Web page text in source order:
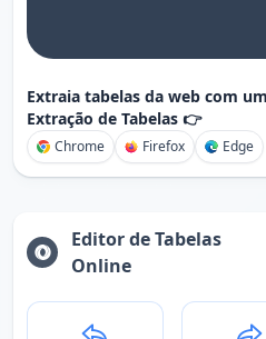
Extraia tabelas da web com
Extração de Tabelas 👉
Chrome Firefox Edge
Editor de Tabelas
Online